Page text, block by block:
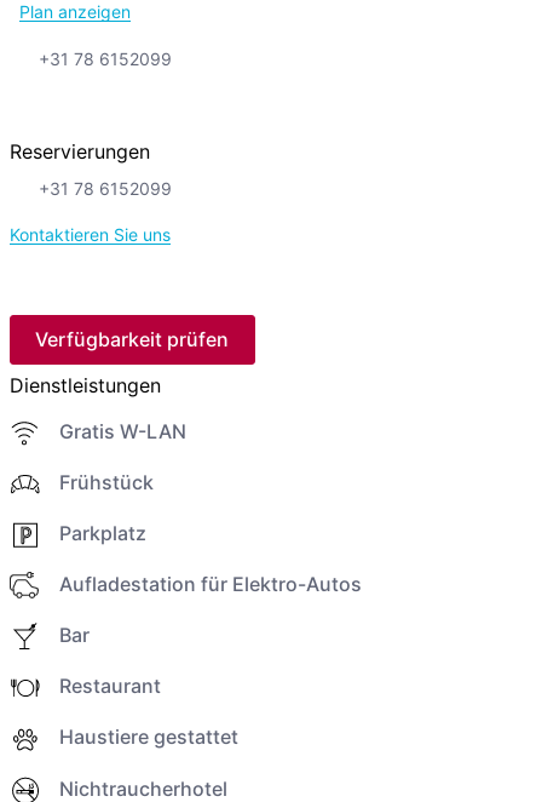
Plan anzeigen
+31 78 6152099
Reservierungen
+31 78 6152099
Kontaktieren Sie uns
Verfügbarkeit prüfen
Dienstleistungen
Gratis W-LAN
Frühstück
Parkplatz
Aufladestation für Elektro-Autos
Bar
Restaurant
Haustiere gestattet
Nichtraucherhotel